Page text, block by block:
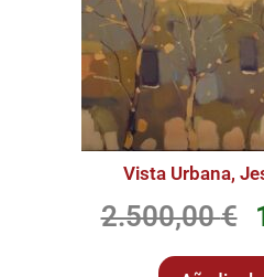
Vista Urbana,
2.500,00€